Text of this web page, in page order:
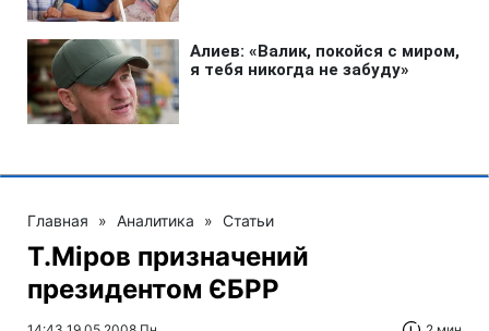
Главная » Аналитика » Статьи
Т.Міров призначений
президентом ЄБРР